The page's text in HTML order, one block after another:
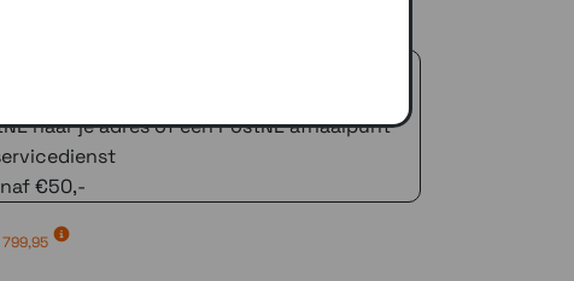
naar je adres of een PostNL afhaalpunt
€50,-